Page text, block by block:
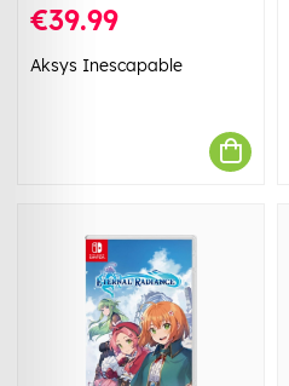
€39.99
Aksys Inescapable